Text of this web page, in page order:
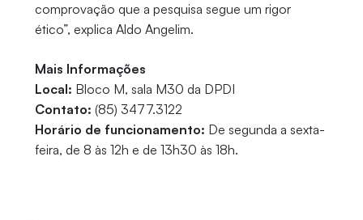
comprovação que a pesquisa segue um rigor
ético”, explica Aldo Angelim.
Mais Informações
Local: Bloco M, sala M30 da DPDI
Contato: (85) 3477.3122
Horário de funcionamento: De segunda a sexta-
feira, de 8 às 12h e de 13h30 às 18h.